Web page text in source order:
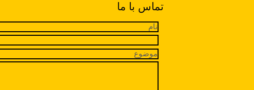
تماس با ما